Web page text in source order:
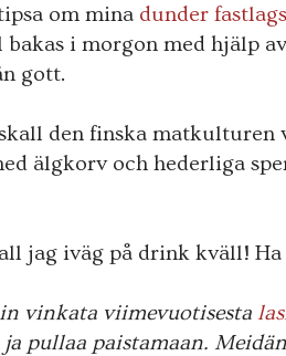
om mina dunder
bakas i morgon med hjälp
gott.
den finska matkulturen
älgkorv och hederliga
jag iväg på drink kväll!
vinkata viimevuotisesta
pullaa paistamaan.